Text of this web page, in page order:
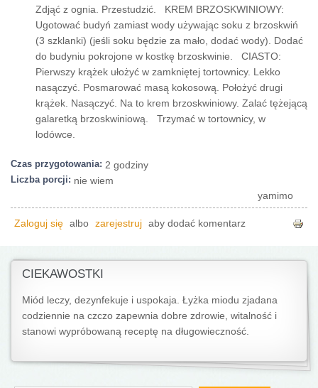
Zdjąć z ognia. Przestudzić. KREM BRZOSKWINIOWY:
Ugotować budyń zamiast wody używając soku z brzoskwiń
(3 szklanki) (jeśli soku będzie za mało, dodać wody). Dodać
do budyniu pokrojone w kostkę brzoskwinie. CIASTO:
Pierwszy krążek ułożyć w zamkniętej tortownicy. Lekko
nasączyć. Posmarować masą kokosową. Położyć drugi
krążek. Nasączyć. Na to krem brzoskwiniowy. Zalać tężejącą
galaretką brzoskwiniową. Trzymać w tortownicy, w
lodówce.
Czas przygotowania: 2 godziny
Liczba porcji: nie wiem
yamimo
Zaloguj się albo zarejestruj aby dodać komentarz
CIEKAWOSTKI
Miód leczy, dezynfekuje i uspokaja. Łyżka miodu zjadana
codziennie na czczo zapewnia dobre zdrowie, witalność i
stanowi wypróbowaną receptę na długowieczność.